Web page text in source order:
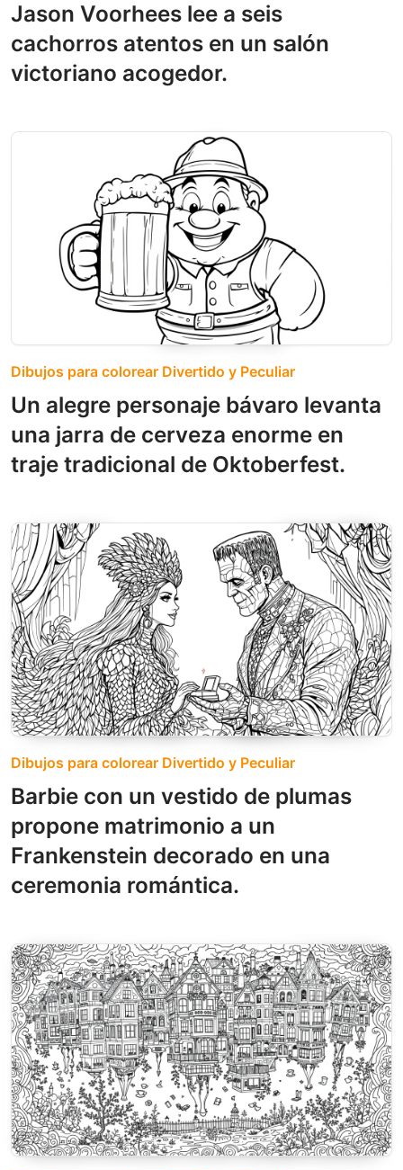
Jason Voorhees lee a seis
cachorros atentos en un salón
victoriano acogedor.
Dibujos para colorear Divertido y Peculiar
Un alegre personaje bávaro levanta
una jarra de cerveza enorme en
traje tradicional de Oktoberfest.
Dibujos para colorear Divertido y Peculiar
Barbie con un vestido de plumas
propone matrimonio a un
Frankenstein decorado en una
ceremonia romántica.